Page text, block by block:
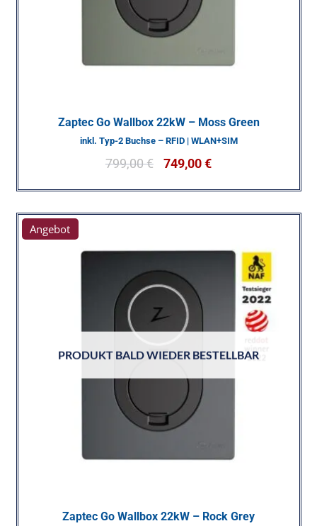
Zaptec Go Wallbox 22kW – Moss Green
inkl. Typ-2 Buchse – RFID | WLAN+SIM
799,00€ 749,00€
Angebot
PRODUKT BALD WIEDER BESTELLBAR
Zaptec Go Wallbox 22kW – Rock Grey